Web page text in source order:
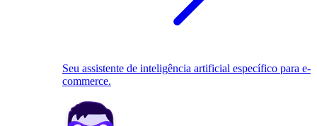
Seu assistente de inteligência artificial específico para e-
commerce.